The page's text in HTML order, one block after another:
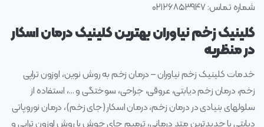
شماره تماس: ۰۲۱۲۶۸۵۳۹۴۷
کلینیک زخم نیاوران بهترین کلینیک درمان اسکار
در منظریه
خدمات کلینیک زخم نیاوران – درمان زخم به روش نوین، اوزون تراپی
زخم، درمان زخم دیابتی، عروقی، جراحی، سوختگی و …، استفاده از
سلولهای بنیادی در درمان زخم، درمان اسکار (جای زخم)، درمان نوروپاتی